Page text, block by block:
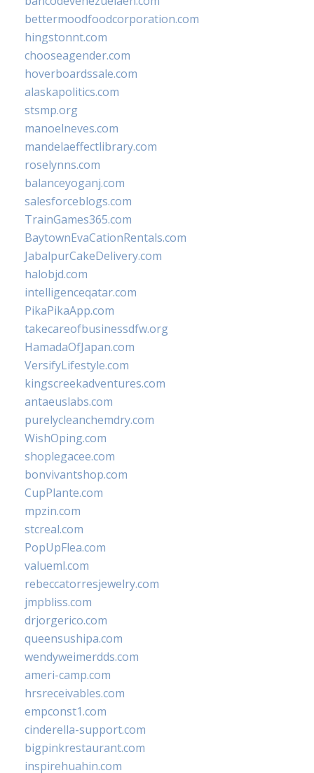
bettermoodfoodcorporation.com
hingstonnt.com
chooseagender.com
hoverboardssale.com
alaskapolitics.com
stsmp.org
manoelneves.com
mandelaeffectlibrary.com
roselynns.com
balanceyoganj.com
salesforceblogs.com
TrainGames365.com
BaytownEvaCationRentals.com
JabalpurCakeDelivery.com
halobjd.com
intelligenceqatar.com
PikaPikaApp.com
takecareofbusinessdfw.org
HamadaOfJapan.com
VersifyLifestyle.com
kingscreekadventures.com
antaeuslabs.com
purelycleanchemdry.com
WishOping.com
shoplegacee.com
bonvivantshop.com
CupPlante.com
mpzin.com
stcreal.com
PopUpFlea.com
valueml.com
rebeccatorresjewelry.com
jmpbliss.com
drjorgerico.com
queensushipa.com
wendyweimerdds.com
ameri-camp.com
hrsreceivables.com
empconst1.com
cinderella-support.com
bigpinkrestaurant.com
inspirehuahin.com